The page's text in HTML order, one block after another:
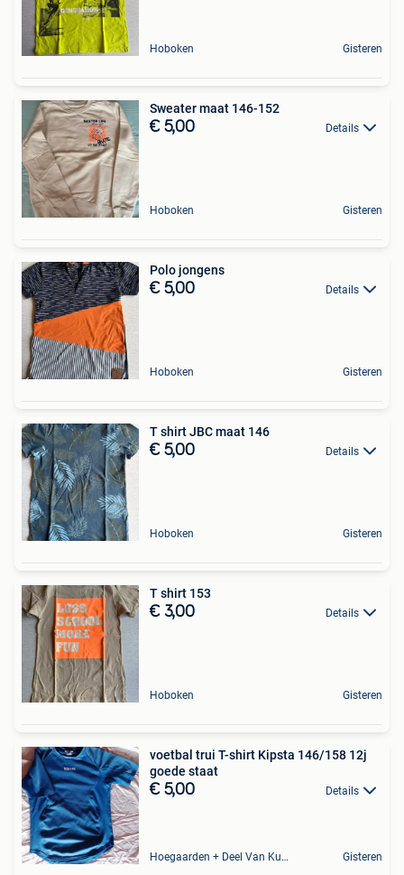
Hoboken Gisteren
Sweater maat 146-152
€ 5,00 Details
Hoboken Gisteren
Polo jongens
€ 5,00 Details
Hoboken Gisteren
T shirt JBC maat 146
€ 5,00 Details
Hoboken Gisteren
T shirt 153
€ 3,00 Details
Hoboken Gisteren
voetbal trui T-shirt Kipsta 146/158 12j
goede staat
€ 5,00 Details
Hoegaarden + Deel Van Kumtich + Deel Van Tienen Gisteren